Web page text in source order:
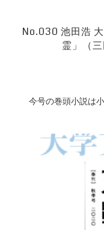
No.030 池田浩
霊」（三
今号の巻頭小説は